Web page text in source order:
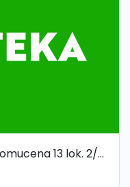
Apteka (Św. Jana Nepomucena 13 lok. 2/3) „APTEKA RÓŻANA”